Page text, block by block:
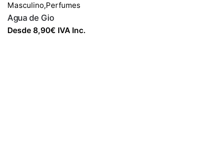
Masculino,Perfumes
Agua de Gio
Desde 8,90€ IVA Inc.